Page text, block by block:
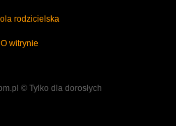
rodzicielska
O witrynie
©️ Tylko dla dorosłych